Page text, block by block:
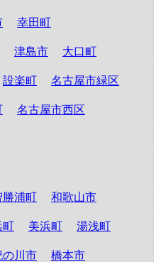
幸田町
津島市 大口町
設楽町 名古屋市緑区
名古屋市西区
勝浦町 和歌山市
町 美浜町 湯浅町
の川市 橋本市